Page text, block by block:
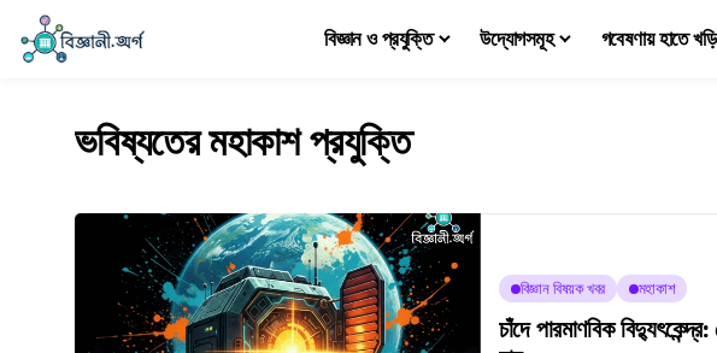
বিজ্ঞান ও প্রযুক্তি উদ্যোগসমূহ গবেষণায় হাতে খড়ি
ভবিষ্যতের মহাকাশ প্রযুক্তি
বিজ্ঞান বিষয়ক খবর মহাকাশ
চাঁদে পারমাণবিক